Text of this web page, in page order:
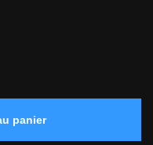
panier